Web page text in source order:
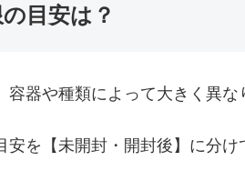
目安は？
器や種類によって大きく異な
を【未開封・開封後】に分け